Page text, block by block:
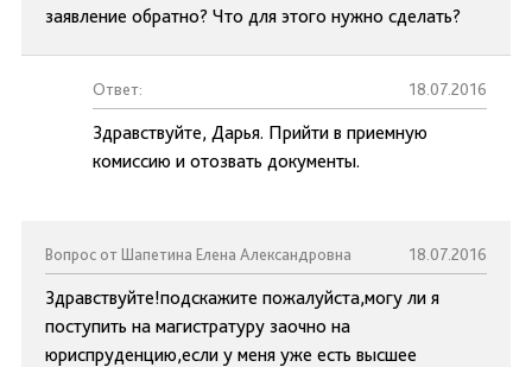
заявление обратно? Что для этого нужно сделать?
Ответ: 18.07.2016
Здравствуйте, Дарья. Прийти в приемную
комиссию и отозвать документы.
Вопрос от Шапетина Елена Александровна 18.07.2016
Здравствуйте!подскажите пожалуйста,могу ли я
поступить на магистратуру заочно на
юриспруденцию,если у меня уже есть высшее